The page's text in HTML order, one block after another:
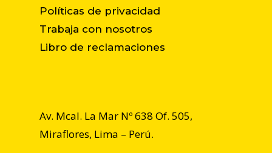
Políticas de privacidad
Trabaja con nosotros
Libro de reclamaciones
Av. Mcal. La Mar Nº 638 Of. 505,
Miraflores, Lima – Perú.